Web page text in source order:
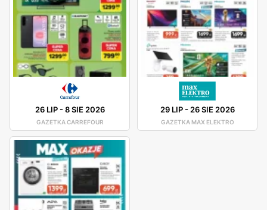
26 LIP-8 SIE 2026
GAZETKA CARREFOUR
29 LIP-26 SIE 2026
GAZETKA MAX ELEKTRO